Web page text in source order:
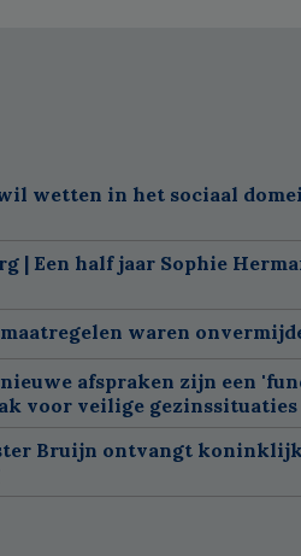
wetten in het sociaal
| Een half jaar Sophie
maatregelen waren
afspraken zijn een
voor veilige gezinssituaties
Bruijn ontvangt